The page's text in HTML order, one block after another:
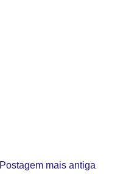
Postagem mais antiga